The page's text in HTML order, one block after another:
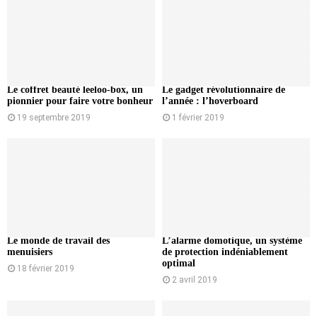
Le coffret beauté leeloo-box, un
pionnier pour faire votre bonheur
19 septembre 2019
Le gadget révolutionnaire de
l’année : l’hoverboard
1 février 2019
Le monde de travail des
menuisiers
18 février 2019
L’alarme domotique, un système
de protection indéniablement
optimal
2 avril 2019